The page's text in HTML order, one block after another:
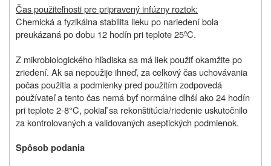
Čas použiteľnosti pre pripravený infúzny roztok:
Chemická a fyzikálna stabilita lieku po nariedení bola
preukázaná po dobu 12 hodín pri teplote 25ºC.
Z mikrobiologického hľadiska sa má liek použiť okamžite po
zriedení. Ak sa nepoužije ihneď, za celkový čas uchovávania
počas použitia a podmienky pred použitím zodpovedá
používateľ a tento čas nemá byť normálne dlhší ako 24 hodín
pri teplote 2-8°C, pokiaľ sa rekonštitúcia/riedenie uskutočnilo
za kontrolovaných a validovaných aseptických podmienok.
Spôsob podania